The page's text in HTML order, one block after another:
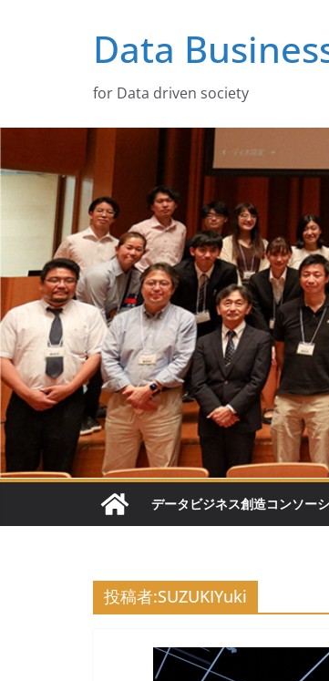
ス
キ
Data
for Data driven society
データビジネス創造コンソー
投稿者:SUZUKIYuki